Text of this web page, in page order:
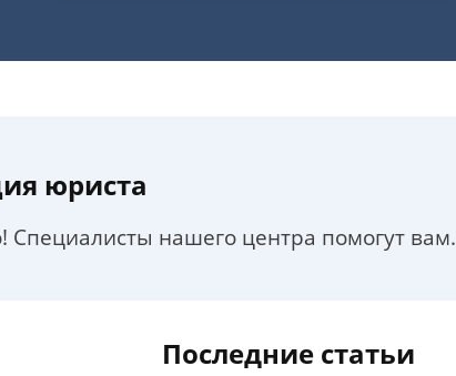
юриста
Специалисты нашего центра помогут вам.
Последние статьи